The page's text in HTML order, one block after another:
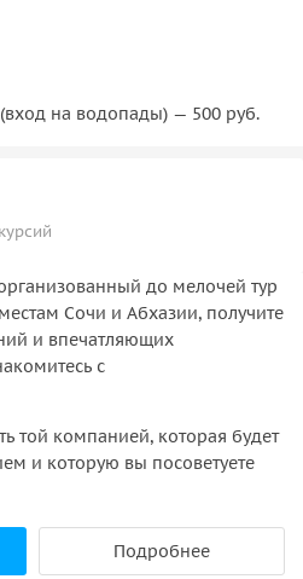
на водопады) — 500 руб.
до мелочей тур
Сочи и Абхазии, получите
и впечатляющих
с
той компанией, которая будет
и которую вы посоветуете
Подробнее